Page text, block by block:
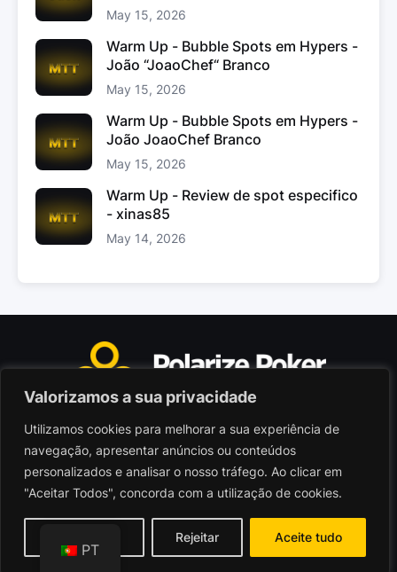
Valorizamos a sua privacidade
Utilizamos cookies para melhorar a sua experiência de
navegação, apresentar anúncios ou conteúdos
personalizados e analisar o nosso tráfego. Ao clicar em
"Aceitar Todos", concorda com a utilização de cookies.
Rejeitar Aceite tudo
May 15, 2026
Warm Up - Bubble Spots em Hypers -
João “JoaoChef“ Branco
May 15, 2026
Warm Up - Bubble Spots em Hypers -
João JoaoChef Branco
May 15, 2026
Warm Up - Review de spot especifico
- xinas85
May 14, 2026
Polarize Poker Limited, Malta
Sociedade comercial registada sob n.º C103402
© 2026 - Polarize Poker
Termos de Utilização
PT